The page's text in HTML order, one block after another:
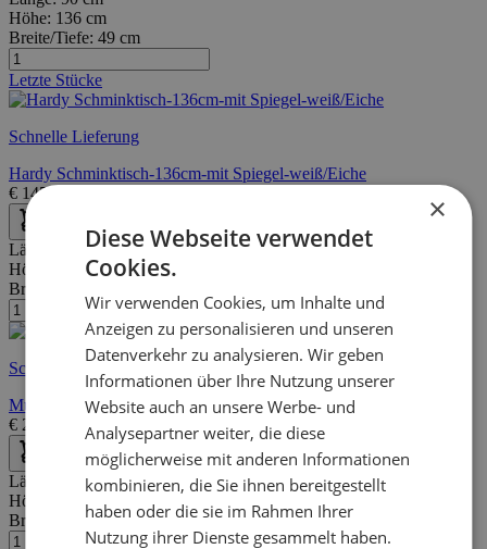
Höhe: 136 cm
Breite/Tiefe: 49 cm
Letzte Stücke
Schnelle Lieferung
Hardy Schminktisch-136cm-mit Spiegel-weiß/Eiche
€ 145,00
Länge:
105 cm
Höhe:
151 cm
Breite/Tiefe:
Schnelle Lieferung
Mup Schminktisch | 100 % MELAMIN | Weiß, Eiche
€ 259,00 359,00
Länge:
100 cm
Höhe:
142 cm
Breite/Tiefe:40 cm
×
Diese Webseite verwendet
Cookies.
Wir verwenden Cookies, um Inhalte und
Anzeigen zu personalisieren und unseren
Datenverkehr zu analysieren. Wir geben
Informationen über Ihre Nutzung unserer
Website auch an unsere Werbe- und
Analysepartner weiter, die diese
möglicherweise mit anderen Informationen
kombinieren, die Sie ihnen bereitgestellt
haben oder die sie im Rahmen Ihrer
Nutzung ihrer Dienste gesammelt haben.